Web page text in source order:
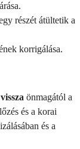
részét átültetik a
korrigálása.
önmagától a
és a korai
és a